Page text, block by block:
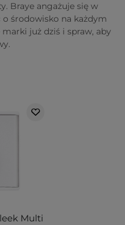
Braye angażuje się w
o środowisko na każdym
już dziś i spraw, aby
Multi